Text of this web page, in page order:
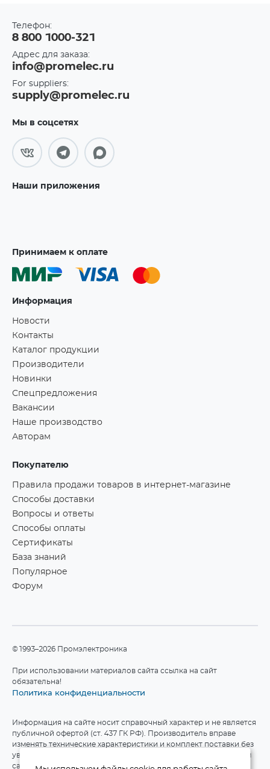
Телефон:
8 800 1000-321
Адрес для заказа:
info@promelec.ru
For suppliers:
supply@promelec.ru
Мы в соцсетях
Наши приложения
Принимаем к оплате
Информация
Новости
Контакты
Каталог продукции
Производители
Новинки
Спецпредложения
Вакансии
Наше производство
Авторам
Покупателю
Правила продажи товаров в интернет-магазине
Способы доставки
Вопросы и ответы
Способы оплаты
Сертификаты
База знаний
Популярное
Форум
©1993–2026 Промэлектроника
При использовании материалов сайта ссылка на сайт
обязательна!
Политика конфиденциальности
Информация на сайте носит справочный характер и не является
публичной офертой (ст. 437 ГК РФ). Производитель вправе
изменять технические характеристики и комплект поставки без
уведомления. Актуальные данные приведены на официальном
сайте производителя.